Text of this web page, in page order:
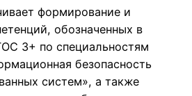
формирование и
обозначенных в
3+ по специальностям
безопасность
систем», а также